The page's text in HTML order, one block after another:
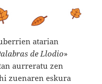
atarian
de Llodio»
aurreratu zen
zuenaren eskura